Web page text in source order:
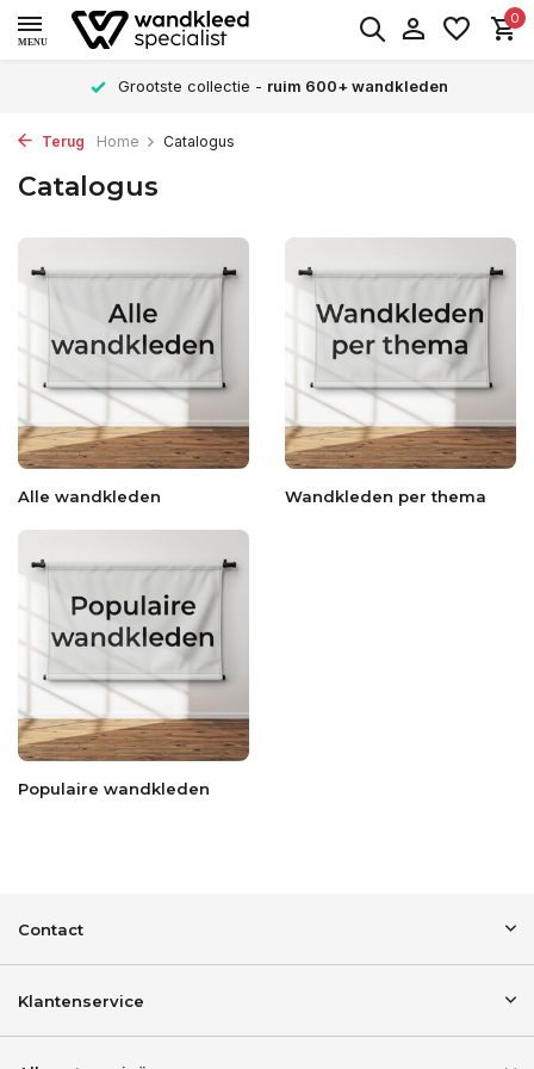
MENU
0
Grootste collectie - ruim 600+ wandkleden
Terug Home Catalogus
Catalogus
Alle wandkleden Wandkleden per thema
Populaire wandkleden
Contact
Klantenservice